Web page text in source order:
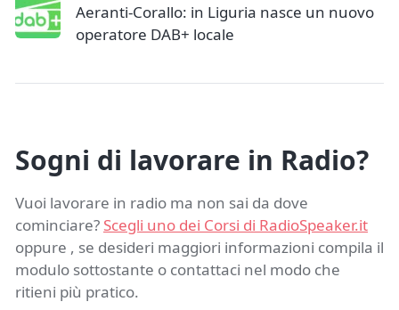
Aeranti-Corallo: in Liguria nasce un nuovo
operatore DAB+ locale
Sogni di lavorare in Radio?
Vuoi lavorare in radio ma non sai da dove
cominciare? Scegli uno dei Corsi di RadioSpeaker.it
oppure , se desideri maggiori informazioni compila il
modulo sottostante o contattaci nel modo che
ritieni più pratico.